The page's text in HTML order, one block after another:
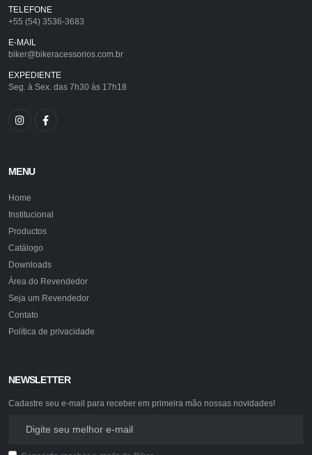
TELEFONE
+55 (54) 3536-3683
E-MAIL
biker@bikeracessorios.com.br
EXPEDIENTE
Seg. à Sex. das 7h30 às 17h18
MENU
Home
Institucional
Productos
Catálogo
Downloads
Área do Revendedor
Seja um Revendedor
Contato
Política de privacidade
NEWSLETTER
Cadastre seu e-mail para receber em primeira mão nossas novidades!